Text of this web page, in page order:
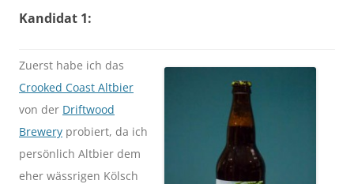
Kandidat 1:
Zuerst habe ich das
Crooked Coast Altbier
von der Driftwood
Brewery probiert, da ich
persönlich Altbier dem
eher wässrigen Kölsch